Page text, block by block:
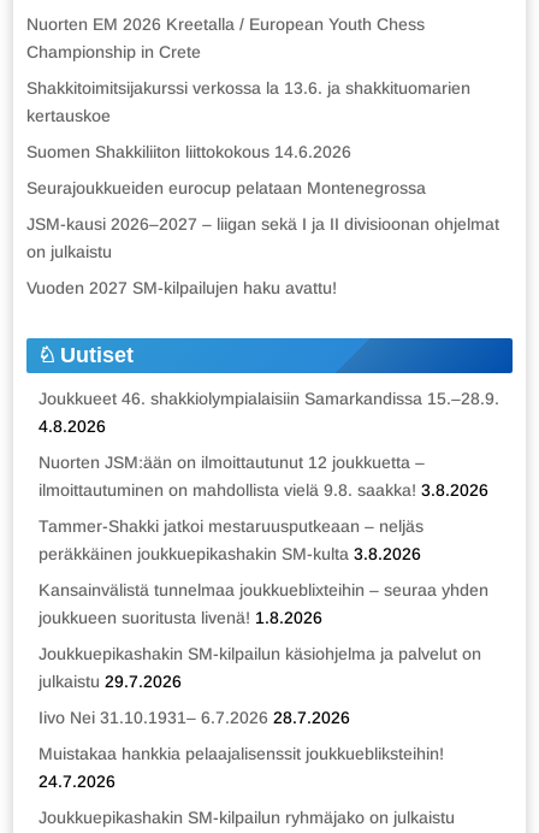
Nuorten EM 2026 Kreetalla / European Youth Chess
Championship in Crete
Shakkitoimitsijakurssi verkossa la 13.6. ja shakkituomarien
kertauskoe
Suomen Shakkiliiton liittokokous 14.6.2026
Seurajoukkueiden eurocup pelataan Montenegrossa
JSM-kausi 2026–2027 – liigan sekä I ja II divisioonan ohjelmat
on julkaistu
Vuoden 2027 SM-kilpailujen haku avattu!
Uutiset
Joukkueet 46. shakkiolympialaisiin Samarkandissa 15.–28.9.
4.8.2026
Nuorten JSM:ään on ilmoittautunut 12 joukkuetta –
ilmoittautuminen on mahdollista vielä 9.8. saakka! 3.8.2026
Tammer-Shakki jatkoi mestaruusputkeaan – neljäs
peräkkäinen joukkuepikashakin SM-kulta 3.8.2026
Kansainvälistä tunnelmaa joukkueblixteihin – seuraa yhden
joukkueen suoritusta livenä! 1.8.2026
Joukkuepikashakin SM-kilpailun käsiohjelma ja palvelut on
julkaistu 29.7.2026
Iivo Nei 31.10.1931– 6.7.2026 28.7.2026
Muistakaa hankkia pelaajalisenssit joukkuebliksteihin!
24.7.2026
Joukkuepikashakin SM-kilpailun ryhmäjako on julkaistu